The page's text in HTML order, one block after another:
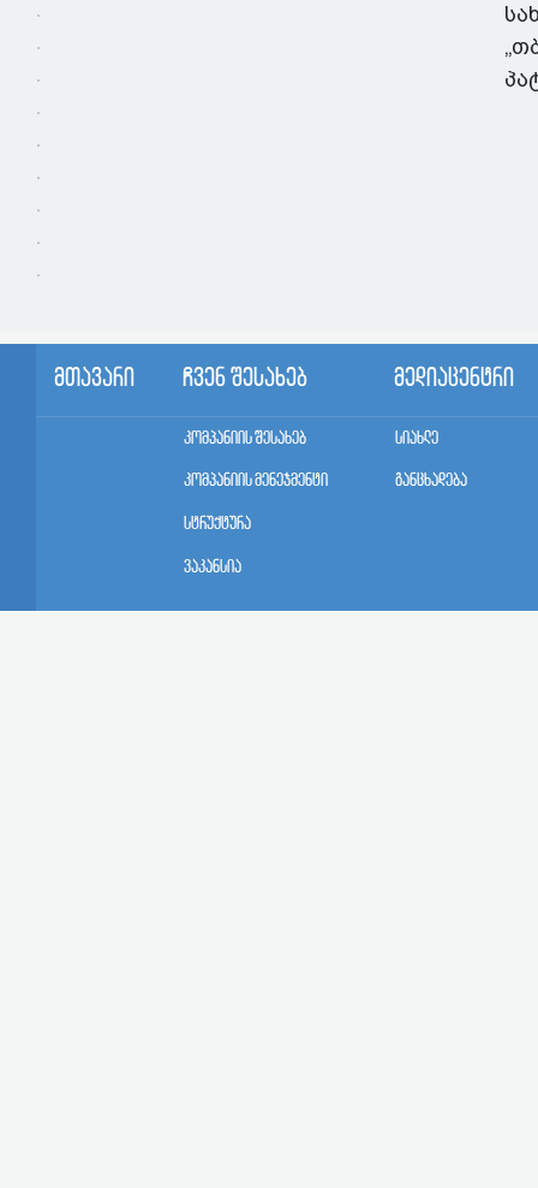
მთავარი ჩვენ შესახებ მედიაცენტრი
კომპანიის შესახებ სიახლე
კომპანიის მენეჯმენტი განცხადება
სტრუქტურა
ვაკანსია